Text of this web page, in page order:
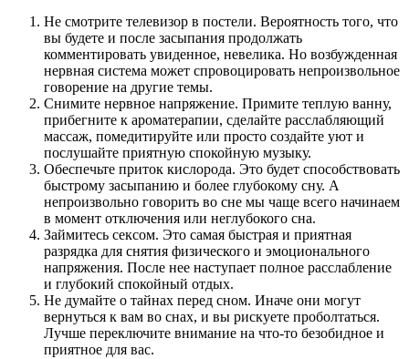
Не смотрите телевизор в постели. Вероятность того, что
вы будете и после засыпания продолжать
комментировать увиденное, невелика. Но возбужденная
нервная система может спровоцировать непроизвольное
говорение на другие темы.
Снимите нервное напряжение. Примите теплую ванну,
прибегните к ароматерапии, сделайте расслабляющий
массаж, помедитируйте или просто создайте уют и
послушайте приятную спокойную музыку.
Обеспечьте приток кислорода. Это будет способствовать
быстрому засыпанию и более глубокому сну. А
непроизвольно говорить во сне мы чаще всего начинаем
в момент отключения или неглубокого сна.
Займитесь сексом. Это самая быстрая и приятная
разрядка для снятия физического и эмоционального
напряжения. После нее наступает полное расслабление
и глубокий спокойный отдых.
Не думайте о тайнах перед сном. Иначе они могут
вернуться к вам во снах, и вы рискуете проболтаться.
Лучше переключите внимание на что-то безобидное и
приятное для вас.